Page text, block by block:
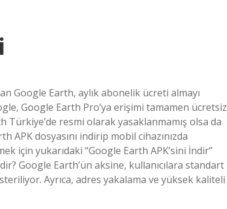
Google Earth, aylık abonelik ücreti almayı
Google Earth Pro’ya erişimi tamamen ücretsiz
resmi olarak yasaklanmamış olsa da
APK dosyasını indirip mobil cihazınızda
için yukarıdaki “Google Earth APK’sini İndir”
Google Earth’ün aksine, kullanıcılara standart
Ayrıca, adres yakalama ve yüksek kaliteli